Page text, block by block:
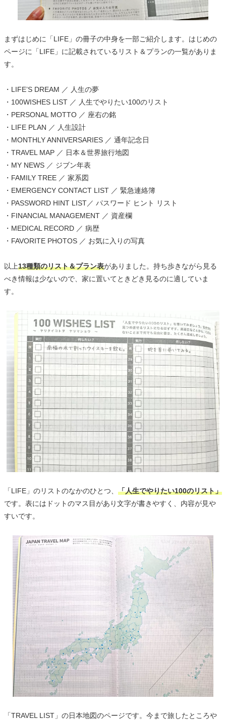
まずはじめに「LIFE」の冊子の中身を一部ご紹介します。はじめの
ページに「LIFE」に記載されているリスト＆プランの一覧がありま
す。
・LIFE’S DREAM ／ 人生の夢
・100WISHES LIST ／ 人生でやりたい100のリスト
・PERSONAL MOTTO ／ 座右の銘
・LIFE PLAN ／ 人生設計
・MONTHLY ANNIVERSARIES ／ 通年記念日
・TRAVEL MAP ／ 日本＆世界旅行地図
・MY NEWS ／ ジブン年表
・FAMILY TREE ／ 家系図
・EMERGENCY CONTACT LIST ／ 緊急連絡簿
・PASSWORD HINT LIST／ パスワード ヒント リスト
・FINANCIAL MANAGEMENT ／ 資産欄
・MEDICAL RECORD ／ 病歴
・FAVORITE PHOTOS ／ お気に入りの写真
以上13種類のリスト＆プラン表がありました。持ち歩きながら見る
べき情報は少ないので、家に置いてときどき見るのに適していま
す。
「LIFE」のリストのなかのひとつ、 「人生でやりたい100のリスト」
です。表にはドットのマス目があり文字が書きやすく、内容が見や
すいです。
「TRAVEL LIST」の日本地図のページです。今まで旅したところや